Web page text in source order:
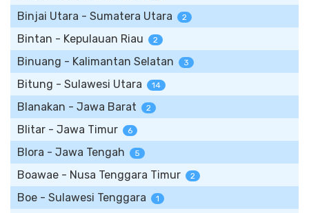
Binjai Utara - Sumatera Utara 2
Bintan - Kepulauan Riau 2
Binuang - Kalimantan Selatan 3
Bitung - Sulawesi Utara 14
Blanakan - Jawa Barat 2
Blitar - Jawa Timur 6
Blora - Jawa Tengah 5
Boawae - Nusa Tenggara Timur 2
Boe - Sulawesi Tenggara 1